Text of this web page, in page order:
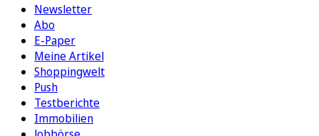
Newsletter
Abo
E-Paper
Meine Artikel
Shoppingwelt
Push
Testberichte
Immobilien